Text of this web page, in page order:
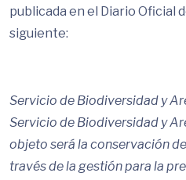
publicada en el Diario Oficial
siguiente:
Servicio de Biodiversidad y
Servicio de Biodiversidad y
objeto será la conservación
través de la gestión para la